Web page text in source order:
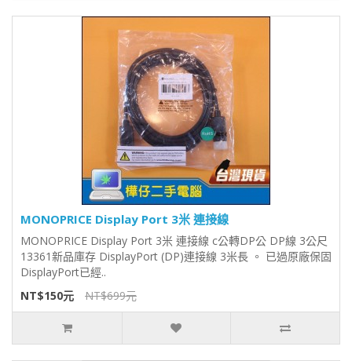
MONOPRICE Display Port 3米 連接線
MONOPRICE Display Port 3米 連接線 c公轉DP公 DP線 3公尺
13361新品庫存 DisplayPort (DP)連接線 3米長 。 已過原廠保固
DisplayPort已經..
NT$150元
NT$699元